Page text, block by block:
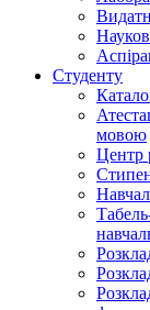
Студенту
мовою
Центр